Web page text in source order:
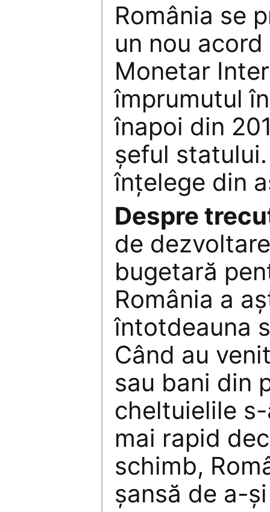
România se
un nou
Monetar
împrumutul
înapoi din
şeful
înţelege din
Despre
de
bugetară
România a
întotdeauna
Când au
sau bani din
cheltuielile
mai rapid
schimb,
şansă de a-